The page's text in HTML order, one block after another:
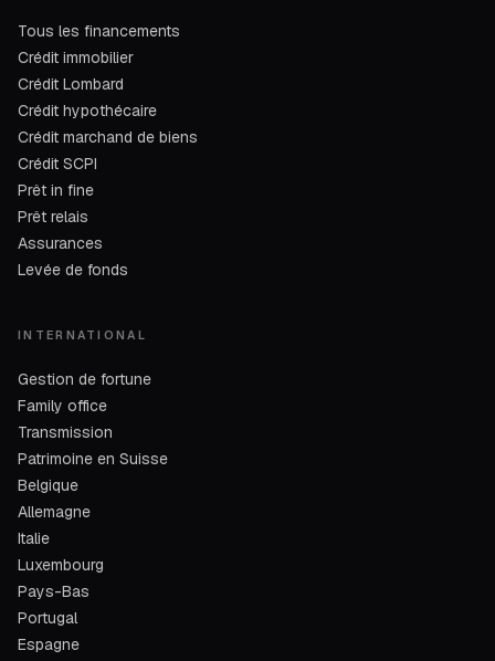
Tous les financements
Crédit immobilier
Crédit Lombard
Crédit hypothécaire
Crédit marchand de biens
Crédit SCPI
Prêt in fine
Prêt relais
Assurances
Levée de fonds
INTERNATIONAL
Gestion de fortune
Family office
Transmission
Patrimoine en Suisse
Belgique
Allemagne
Italie
Luxembourg
Pays-Bas
Portugal
Espagne